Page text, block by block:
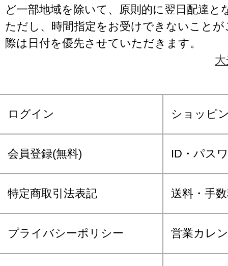
ど一部地域を除いて、原則的に翌日配達と
ただし、時間指定をお受けできないこと
際は日付を優先させていただきます。
ログイン ショッピ
会員登録(無料) ID・パス
特定商取引法表記 送料・手
プライバシーポリシー 営業カレ